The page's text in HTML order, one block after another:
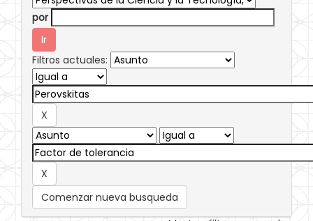
por
Filtros actuales:
Comenzar nueva busqueda